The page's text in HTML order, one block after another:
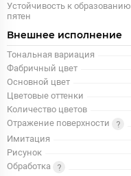
Устойчивость к образованию
пятен
Внешнее исполнение
Тональная вариация
Фабричный цвет
Основной цвет
Цветовые оттенки
Количество цветов
Отражение поверхности
Имитация
Рисунок
Обработка